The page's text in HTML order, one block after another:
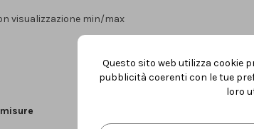
visualizzazione min/max
Questo sito web utilizza cookie
pubblicità coerenti con le tue
loro